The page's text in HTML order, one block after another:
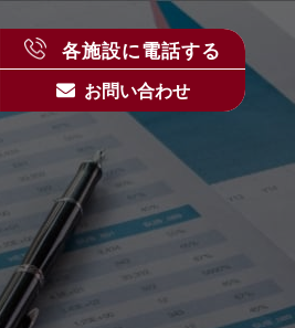
各施設に電話する
お問い合わせ